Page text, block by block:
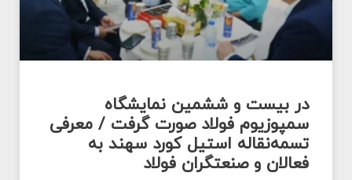
در بیست و ششمین نمایشگاه
سمپوزیوم فولاد صورت گرفت / معرفی
تسمه‌نقاله استیل کورد سهند به
فعالان و صنعتگران فولاد